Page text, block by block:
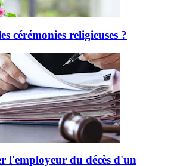
cérémonies religieuses ?
l'employeur du décès d'un